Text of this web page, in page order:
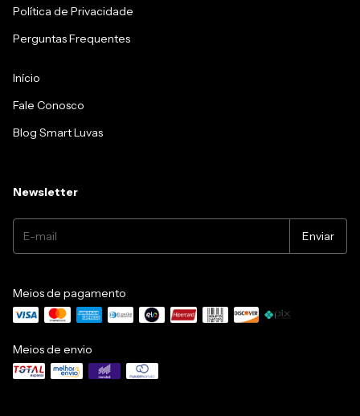
Política de Privacidade
Perguntas Frequentes
Início
Fale Conosco
Blog Smart Luvas
Newsletter
Meios de pagamento
Meios de envio